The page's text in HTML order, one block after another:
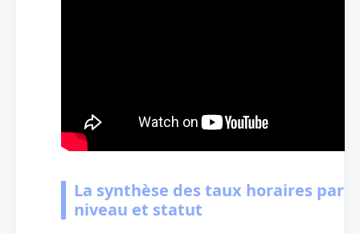
La synthèse des taux horaires par
niveau et statut